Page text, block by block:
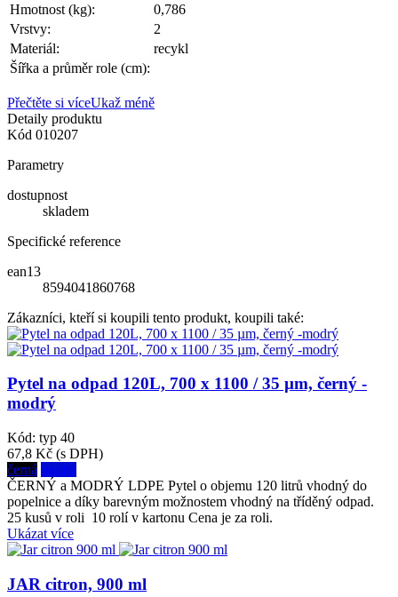
Hmotnost (kg):
0,786
Vrstvy:
2
Materiál:
recykl
Šířka a průměr role (cm):
Přečtěte si víceUkaž méně
Detaily produktu
Kód 010207
Parametry
dostupnost
skladem
Specifické reference
ean13
8594041860768
Zákazníci, kteří si koupili tento produkt, koupili také:
Pytel na odpad 120L, 700 x 1100 / 35 µm, černý -
modrý
Kód: typ 40
67,8 Kč (s DPH)
černá modrá
ČERNÝ a MODRÝ LDPE Pytel o objemu 120 litrů vhodný do
popelnice a díky barevným možnostem vhodný na tříděný odpad.
25 kusů v roli 10 rolí v kartonu Cena je za roli.
Ukázat více
JAR citron, 900 ml